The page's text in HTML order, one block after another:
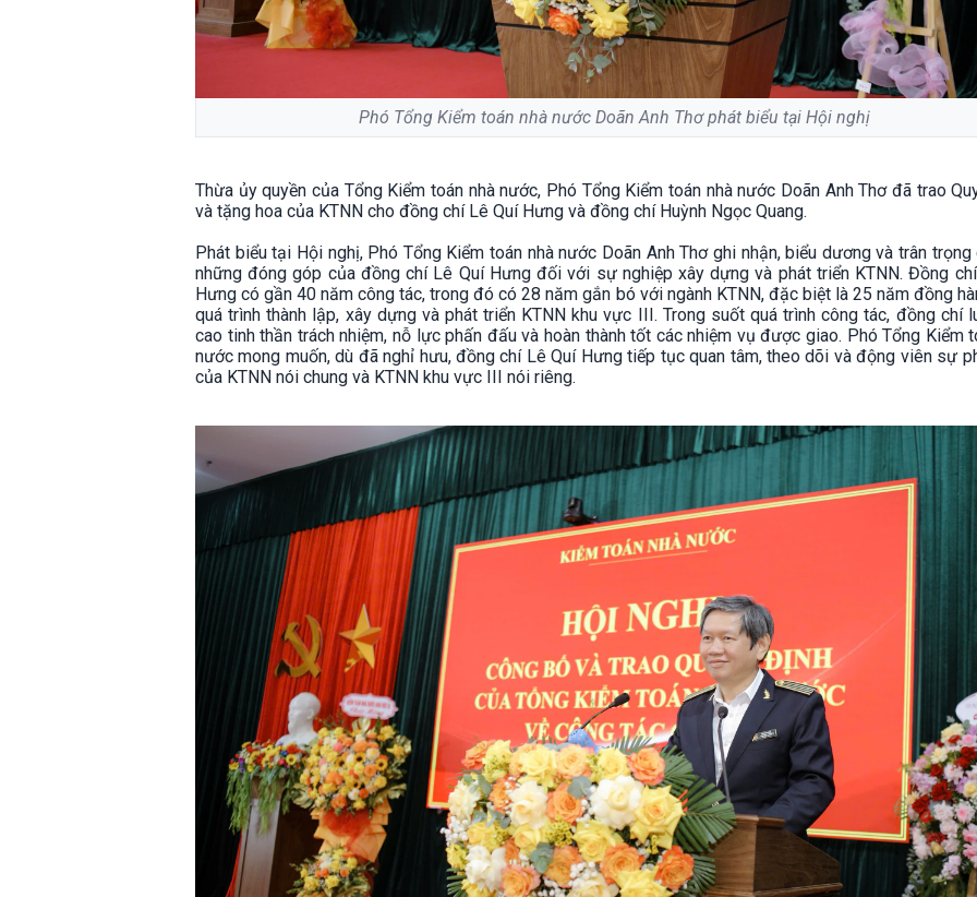
Phó Tổng Kiểm toán nhà nước Doãn Anh Thơ phát biểu tại Hội nghị
Thừa ủy quyền của Tổng Kiểm toán nhà nước, Phó Tổng Kiểm toán nhà nước Doãn Anh Thơ đã trao
và tặng hoa của KTNN cho đồng chí Lê Quí Hưng và đồng chí Huỳnh Ngọc Quang.
Phát biểu tại Hội nghị, Phó Tổng Kiểm toán nhà nước Doãn Anh Thơ ghi nhận, biểu dương và trân trọng
những đóng góp của đồng chí Lê Quí Hưng đối với sự nghiệp xây dựng và phát triển KTNN. Đồng
Hưng có gần 40 năm công tác, trong đó có 28 năm gắn bó với ngành KTNN, đặc biệt là 25 năm đồng
quá trình thành lập, xây dựng và phát triển KTNN khu vực III. Trong suốt quá trình công tác, đồng chí
cao tinh thần trách nhiệm, nỗ lực phấn đấu và hoàn thành tốt các nhiệm vụ được giao. Phó Tổng Kiểm
nước mong muốn, dù đã nghỉ hưu, đồng chí Lê Quí Hưng tiếp tục quan tâm, theo dõi và động viên sự
của KTNN nói chung và KTNN khu vực III nói riêng.